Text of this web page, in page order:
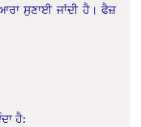
ਸੁਣਾਈ ਜਾਂਦੀ ਹੈ। ਫੈਜ਼
ਹੈ: